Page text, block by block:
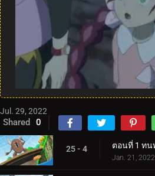
Jul. 29, 2022
Shared 0
25 - 4
Jan. 21, 2022